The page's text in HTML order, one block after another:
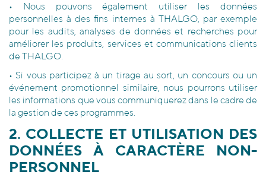
• Nous pouvons également utiliser les données
personnelles à des fins internes à THALGO, par exemple
pour les audits, analyses de données et recherches pour
améliorer les produits, services et communications clients
de THALGO.
• Si vous participez à un tirage au sort, un concours ou un
événement promotionnel similaire, nous pourrons utiliser
les informations que vous communiquerez dans le cadre de
la gestion de ces programmes.
2. COLLECTE ET UTILISATION DES
DONNÉES À CARACTÈRE NON-
PERSONNEL